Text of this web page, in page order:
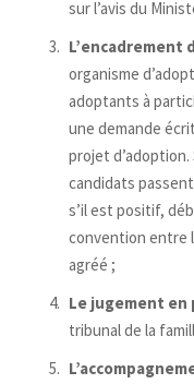
sur l’avis du
L’encadrement
organisme
adoptants à
une demande
projet
candidats
s’il est positif,
convention entre
agréé ;
Le jugement en
tribunal de la